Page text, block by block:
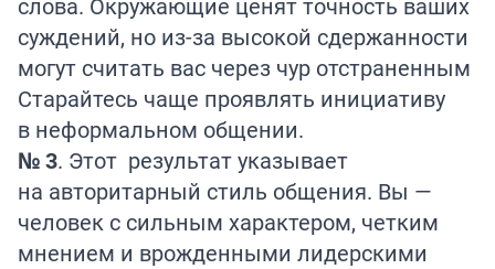
слова. Окружающие ценят точность ваших
суждений, но из-за высокой сдержанности
могут считать вас через чур отстраненным
Старайтесь чаще проявлять инициативу
в неформальном общении.
№ 3. Этот результат указывает
на авторитарный стиль общения. Вы —
человек с сильным характером, четким
мнением и врожденными лидерскими